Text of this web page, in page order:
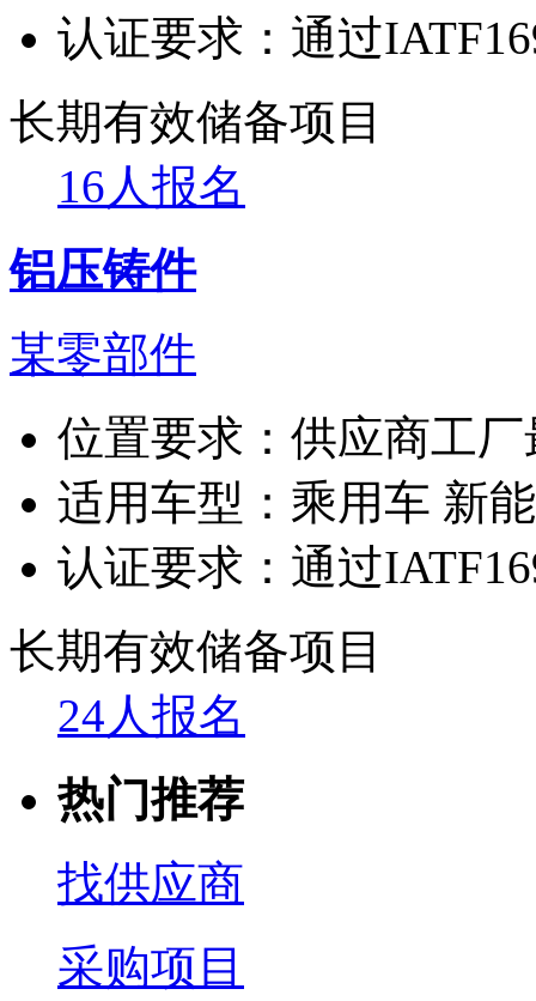
认证要求： 通过
长期有效储备项目
16人报名
铝压铸件
某零部件
位置要求： 供应商工
适用车型： 乘用车 新
认证要求： 通过
长期有效储备项目
24人报名
热门推荐
找供应商
采购项目